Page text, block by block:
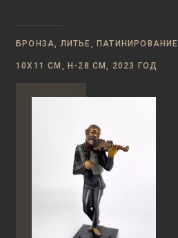
БРОНЗА, ЛИТЬЕ, ПАТИНИРОВАНИЕ
10Х11 СМ, Н-28 СМ, 2023 ГОД